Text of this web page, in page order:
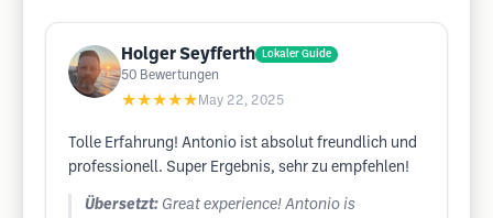
Holger Seyfferth Lokaler Guide
50 Bewertungen
★★★★★ May 22, 2025
Tolle Erfahrung! Antonio ist absolut freundlich und
professionell. Super Ergebnis, sehr zu empfehlen!
Übersetzt: Great experience! Antonio is